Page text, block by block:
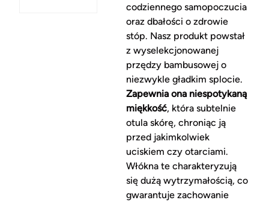
codziennego samopoczucia
oraz dbałości o zdrowie
stóp. Nasz produkt powstał
z wyselekcjonowanej
przędzy bambusowej o
niezwykle gładkim splocie.
Zapewnia ona niespotykaną
miękkość, która subtelnie
otula skórę, chroniąc ją
przed jakimkolwiek
uciskiem czy otarciami.
Włókna te charakteryzują
się dużą wytrzymałością, co
gwarantuje zachowanie